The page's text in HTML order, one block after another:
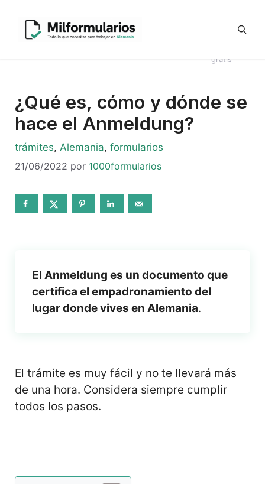
contenido Telegram
#8044
(sin
Revisión
CV en
Kündigung
gratis
¿Qué es, cómo y dónde se
hace el Anmeldung?
Categorías
trámites, Alemania, formularios
21/06/2022 por 1000formularios
El Anmeldung es un documento que
certifica el empadronamiento del
lugar donde vives en Alemania.
El trámite es muy fácil y no te llevará más
de una hora. Considera siempre cumplir
todos los pasos.